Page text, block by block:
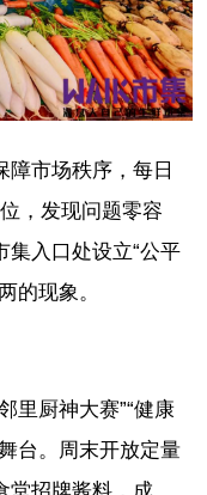
障市场秩序，每日
，发现问题零容
集入口处设立“公平
的现象。
里厨神大赛”“健康
台。周末开放定量